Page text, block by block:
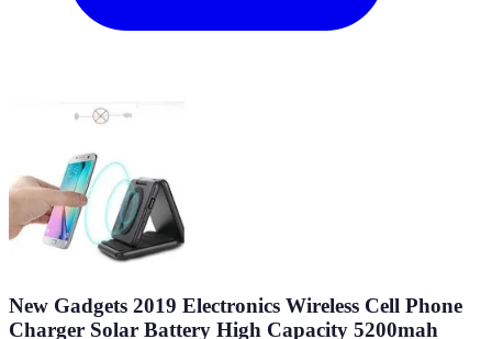
New Gadgets 2019 Electronics Wireless Cell Phone
Charger Solar Battery High Capacity 5200mah